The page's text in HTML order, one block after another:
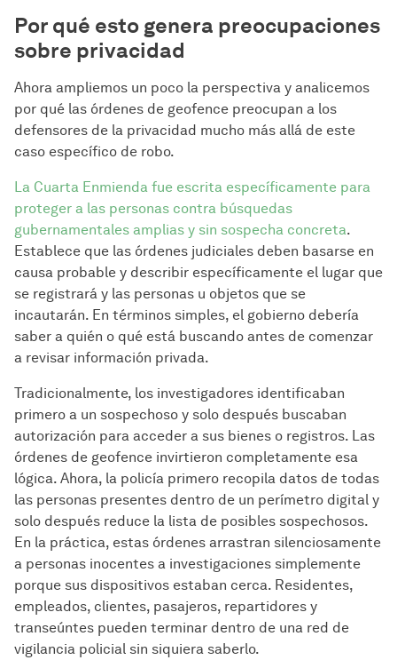
Por qué esto genera preocupaciones
sobre privacidad
Ahora ampliemos un poco la perspectiva y analicemos
por qué las órdenes de geofence preocupan a los
defensores de la privacidad mucho más allá de este
caso específico de robo.
La Cuarta Enmienda fue escrita específicamente para
proteger a las personas contra búsquedas
gubernamentales amplias y sin sospecha concreta.
Establece que las órdenes judiciales deben basarse en
causa probable y describir específicamente el lugar que
se registrará y las personas u objetos que se
incautarán. En términos simples, el gobierno debería
saber a quién o qué está buscando antes de comenzar
a revisar información privada.
Tradicionalmente, los investigadores identificaban
primero a un sospechoso y solo después buscaban
autorización para acceder a sus bienes o registros. Las
órdenes de geofence invirtieron completamente esa
lógica. Ahora, la policía primero recopila datos de todas
las personas presentes dentro de un perímetro digital y
solo después reduce la lista de posibles sospechosos.
En la práctica, estas órdenes arrastran silenciosamente
a personas inocentes a investigaciones simplemente
porque sus dispositivos estaban cerca. Residentes,
empleados, clientes, pasajeros, repartidores y
transeúntes pueden terminar dentro de una red de
vigilancia policial sin siquiera saberlo.